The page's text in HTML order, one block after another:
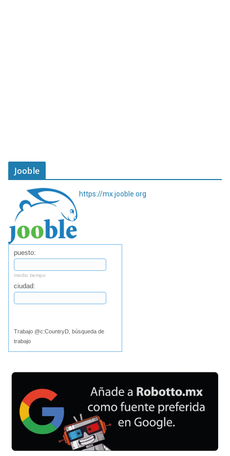
Jooble
https://mx.jooble.org
puesto:
medio tiempo
ciudad:
Trabajo @c:CountryD, búsqueda de
trabajo